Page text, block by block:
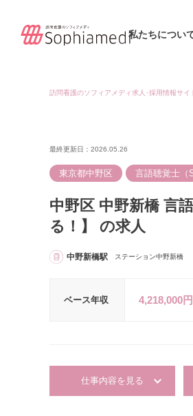
私たちについ
訪問看護のソフィアメディ求人･採用情報サイ
最終更新日：2026.05.26
東京都中野区 言語聴覚士（
中野区 中野新橋 言
る！】 の求人
中野新橋駅 ステーション中野新橋
ベース年収 4,218,000
仕事内容を見る